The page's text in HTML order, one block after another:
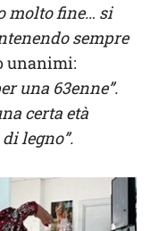
molto fine… si
sempre
unanimi:
una 63enne”.
certa età
legno”.